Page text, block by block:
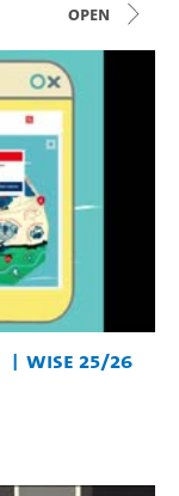
open
WiSe 25/26